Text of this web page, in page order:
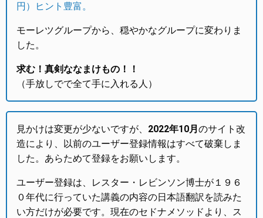
円）ヒント豊富。
モーレツグループから、穏やかなグループに変わりま
した。
求む！真剣ななまけもの！！
（手放しでで全て手に入れる人）
見かけは変更が少ないですが、 2022年10月 のサイト改
造により、以前のユーザー登録情報はすべて破棄しま
した。あらためて登録をお願いします。
ユーザー登録は、レスター・レビンソン博士が１９６
０年代に行っていた講義の内容の日本語翻訳を読みた
い方だけが必要です。現在のセドナメソッドより、ス